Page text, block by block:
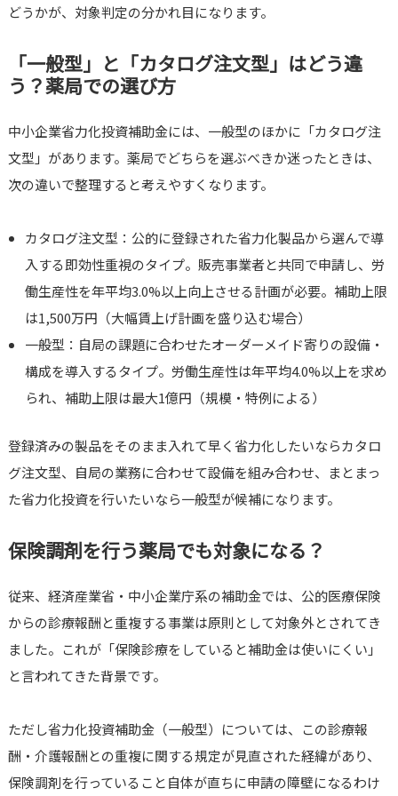
どうかが、対象判定の分かれ目になります。
「一般型」と「カタログ注文型」はどう違
う？薬局での選び方
中小企業省力化投資補助金には、一般型のほかに「カタログ注
文型」があります。薬局でどちらを選ぶべきか迷ったときは、
次の違いで整理すると考えやすくなります。
カタログ注文型：公的に登録された省力化製品から選んで導
入する即効性重視のタイプ。販売事業者と共同で申請し、労
働生産性を年平均3.0%以上向上させる計画が必要。補助上限
は1,500万円（大幅賃上げ計画を盛り込む場合）
一般型：自局の課題に合わせたオーダーメイド寄りの設備・
構成を導入するタイプ。労働生産性は年平均4.0%以上を求め
られ、補助上限は最大1億円（規模・特例による）
登録済みの製品をそのまま入れて早く省力化したいならカタロ
グ注文型、自局の業務に合わせて設備を組み合わせ、まとまっ
た省力化投資を行いたいなら一般型が候補になります。
保険調剤を行う薬局でも対象になる？
従来、経済産業省・中小企業庁系の補助金では、公的医療保険
からの診療報酬と重複する事業は原則として対象外とされてき
ました。これが「保険診療をしていると補助金は使いにくい」
と言われてきた背景です。
ただし省力化投資補助金（一般型）については、この診療報
酬・介護報酬との重複に関する規定が見直された経緯があり、
保険調剤を行っていること自体が直ちに申請の障壁になるわけ